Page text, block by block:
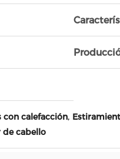
con calefacción,
de cabello